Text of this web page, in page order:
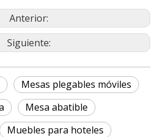
Anterior:
Siguiente:
Mesas plegables móviles
Mesa abatible
Muebles para hoteles